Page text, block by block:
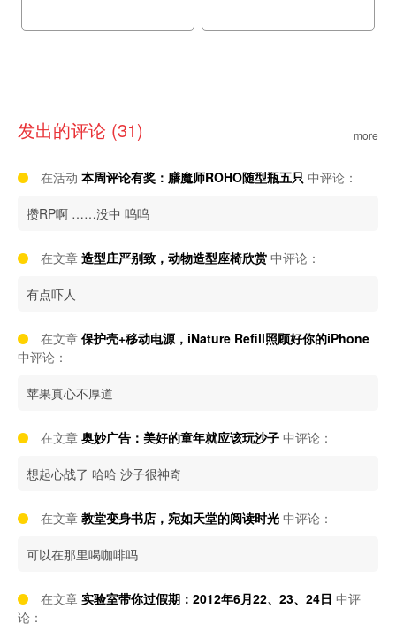
发出的评论 (31) more
在活动 本周评论有奖：膳魔师ROHO随型瓶五只 中评论：
攒RP啊 ……没中 呜呜
在文章 造型庄严别致，动物造型座椅欣赏 中评论：
有点吓人
在文章 保护壳+移动电源，iNature Refill照顾好你的iPhone
中评论：
苹果真心不厚道
在文章 奥妙广告：美好的童年就应该玩沙子 中评论：
想起心战了 哈哈 沙子很神奇
在文章 教堂变身书店，宛如天堂的阅读时光 中评论：
可以在那里喝咖啡吗
在文章 实验室带你过假期：2012年6月22、23、24日 中评
论：